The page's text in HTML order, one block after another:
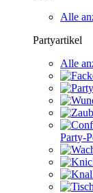
Alle
Partyartikel
Alle
Party-